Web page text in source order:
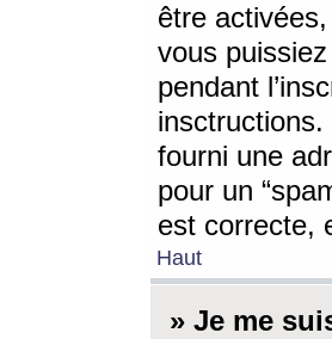
être
vous
pendant
insctructions.
fourni une
pour un
est correcte,
Haut
» Je me